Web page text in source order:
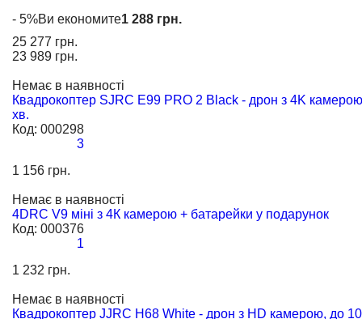
- 5%Ви економите1 288 грн.
25 277 грн.
23 989 грн.
Немає в наявності
Квадрокоптер SJRC E99 PRO 2 Black - дрон з 4K
хв.
Код: 000298
3
1 156 грн.
Немає в наявності
4DRC V9 міні з 4К камерою + батарейки у подарунок
Код: 000376
1
1 232 грн.
Немає в наявності
Квадрокоптер JJRC H68 White - дрон з HD камерою, до